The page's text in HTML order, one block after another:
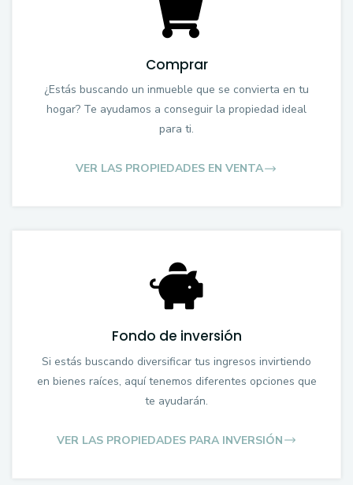
Comprar
¿Estás buscando un inmueble que se convierta en tu
hogar? Te ayudamos a conseguir la propiedad ideal
para ti.
VER LAS PROPIEDADES EN VENTA
Fondo de inversión
Si estás buscando diversificar tus ingresos invirtiendo
en bienes raíces, aquí tenemos diferentes opciones que
te ayudarán.
VER LAS PROPIEDADES PARA INVERSIÓN